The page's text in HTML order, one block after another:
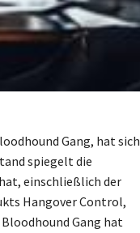
Gang, hat sich
spiegelt die
einschließlich der
Hangover Control,
Gang hat